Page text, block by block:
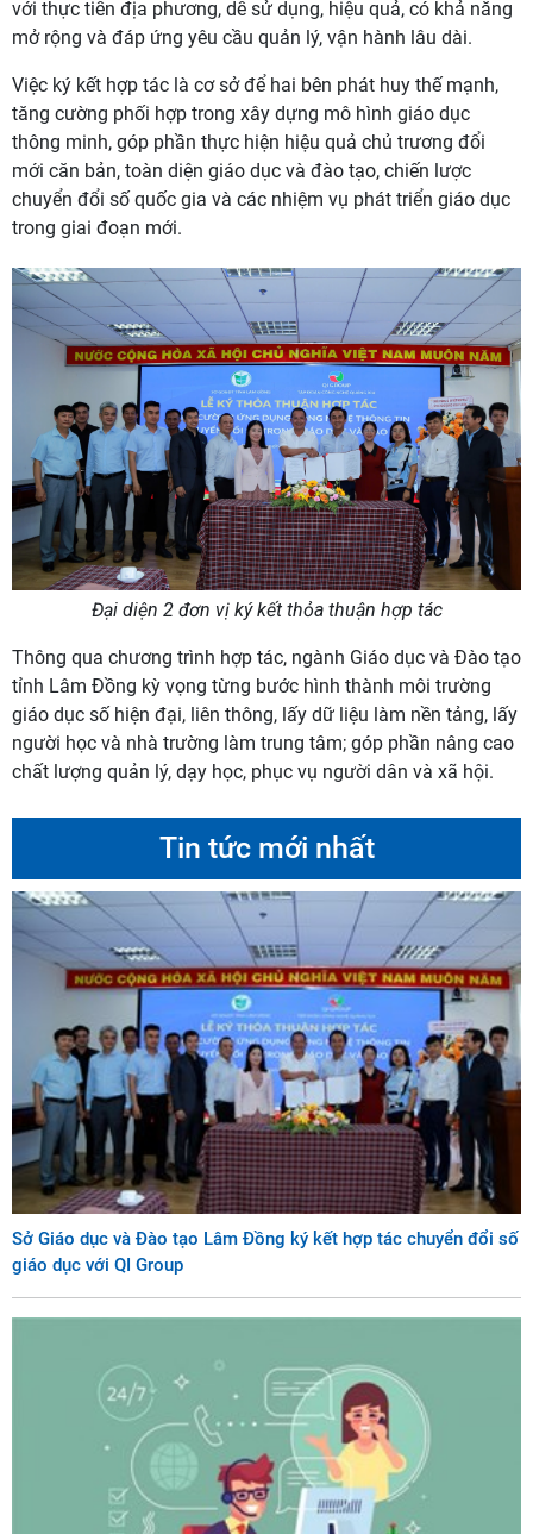
với thực tiễn địa phương, dễ sử dụng, hiệu quả, có khả năng
mở rộng và đáp ứng yêu cầu quản lý, vận hành lâu dài.
Việc ký kết hợp tác là cơ sở để hai bên phát huy thế mạnh,
tăng cường phối hợp trong xây dựng mô hình giáo dục
thông minh, góp phần thực hiện hiệu quả chủ trương đổi
mới căn bản, toàn diện giáo dục và đào tạo, chiến lược
chuyển đổi số quốc gia và các nhiệm vụ phát triển giáo dục
trong giai đoạn mới.
Đại diện 2 đơn vị ký kết thỏa thuận hợp tác
Thông qua chương trình hợp tác, ngành Giáo dục và Đào tạo
tỉnh Lâm Đồng kỳ vọng từng bước hình thành môi trường
giáo dục số hiện đại, liên thông, lấy dữ liệu làm nền tảng, lấy
người học và nhà trường làm trung tâm; góp phần nâng cao
chất lượng quản lý, dạy học, phục vụ người dân và xã hội.
Tin tức mới nhất
Sở Giáo dục và Đào tạo Lâm Đồng ký kết hợp tác chuyển đổi số
giáo dục với QI Group